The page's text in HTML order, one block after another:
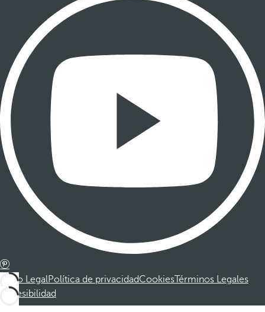
Aviso LegalPolítica de privacidadCookiesTérminos Legales
Accesibilidad